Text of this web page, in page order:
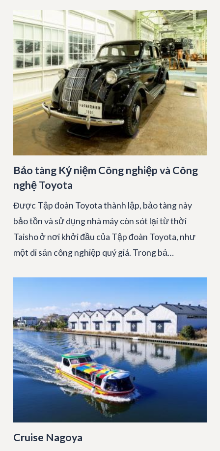
Bảo tàng Kỷ niệm Công nghiệp và Công
nghệ Toyota
Được Tập đoàn Toyota thành lập, bảo tàng này
bảo tồn và sử dụng nhà máy còn sót lại từ thời
Taisho ở nơi khởi đầu của Tập đoàn Toyota, như
một di sản công nghiệp quý giá. Trong bả…
Cruise Nagoya